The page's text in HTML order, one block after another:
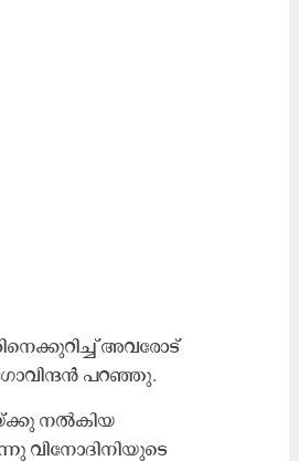
അവരോട്
പറഞ്ഞു.
നൽകിയ
വിനോദിനിയുടെ